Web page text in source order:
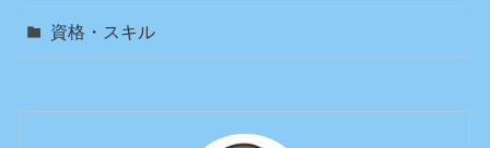
資格・スキル